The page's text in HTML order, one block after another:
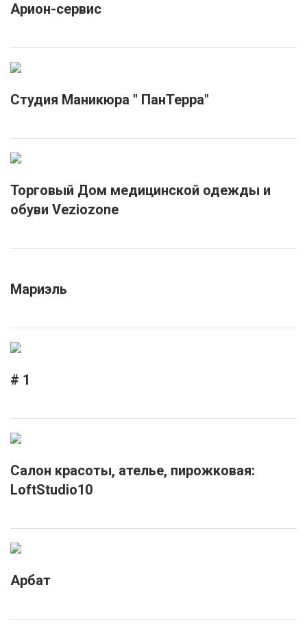
Арион-сервис
Студия Маникюра " ПанТерра"
Торговый Дом медицинской одежды и
обуви Veziozone
Мариэль
# 1
Салон красоты, ателье, пирожковая:
LoftStudio10
Арбат